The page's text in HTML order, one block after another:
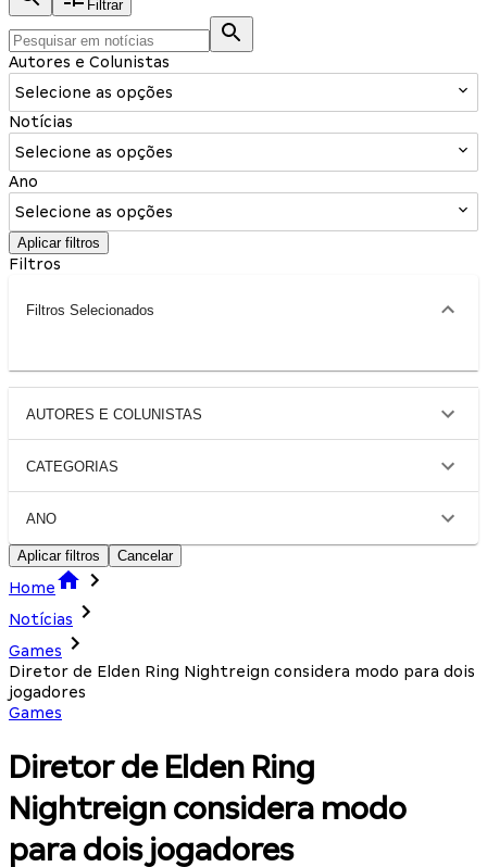
Filtrar
Autores e Colunistas
Selecione as opções
Notícias
Selecione as opções
Ano
Selecione as opções
Aplicar filtros
Filtros
Filtros Selecionados
AUTORES E COLUNISTAS
CATEGORIAS
ANO
Aplicar filtros Cancelar
Home
Notícias
Games
Diretor de Elden Ring Nightreign considera modo para dois
jogadores
Games
Diretor de Elden Ring
Nightreign considera modo
para dois jogadores